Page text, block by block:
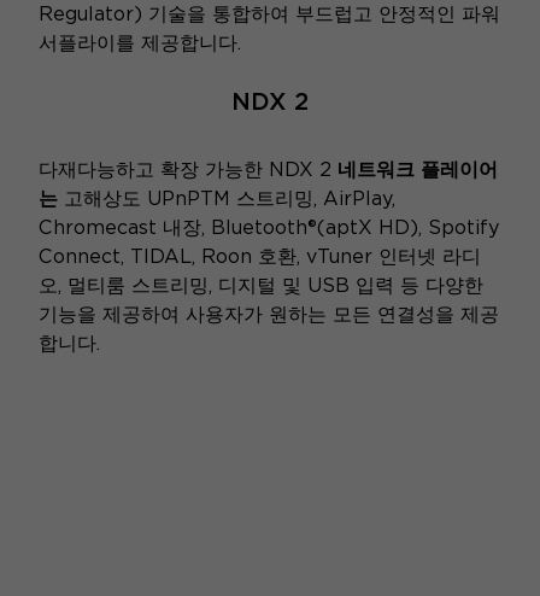
Regulator) 기술을 통합하여 부드럽고 안정적인 파워
서플라이를 제공합니다.
NDX 2
다재다능하고 확장 가능한 NDX 2 네트워크 플레이어
는 고해상도 UPnPTM 스트리밍, AirPlay,
Chromecast 내장, Bluetooth®(aptX HD), Spotify
Connect, TIDAL, Roon 호환, vTuner 인터넷 라디
오, 멀티룸 스트리밍, 디지털 및 USB 입력 등 다양한
기능을 제공하여 사용자가 원하는 모든 연결성을 제공
합니다.